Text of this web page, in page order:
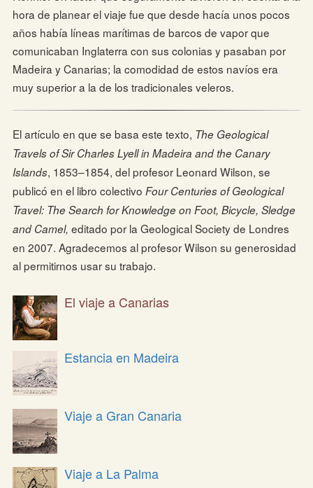
hora de planear el viaje fue que desde hacía unos pocos
años había líneas marítimas de barcos de vapor que
comunicaban Inglaterra con sus colonias y pasaban por
Madeira y Canarias; la comodidad de estos navíos era
muy superior a la de los tradicionales veleros.
El artículo en que se basa este texto, The Geological
Travels of Sir Charles Lyell in Madeira and the Canary
Islands, 1853–1854, del profesor Leonard Wilson, se
publicó en el libro colectivo Four Centuries of Geological
Travel: The Search for Knowledge on Foot, Bicycle, Sledge
and Camel, editado por la Geological Society de Londres
en 2007. Agradecemos al profesor Wilson su generosidad
al permitirnos usar su trabajo.
El viaje a Canarias
Estancia en Madeira
Viaje a Gran Canaria
Viaje a La Palma